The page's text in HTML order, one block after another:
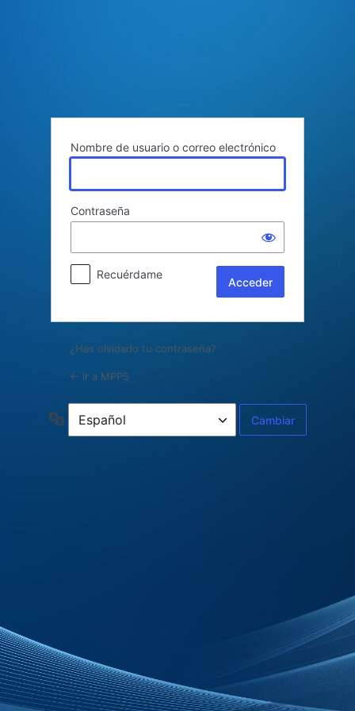
Nombre de usuario o correo electrónico
Contraseña
Recuérdame
¿Has olvidado tu contraseña?
← Ir a MPPS
Idioma